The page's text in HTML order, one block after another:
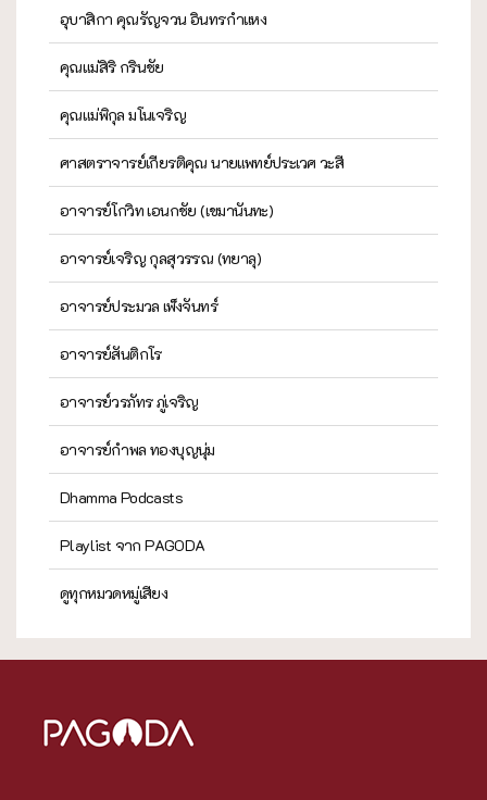
อุบาสิกา คุณรัญจวน อินทรกำแหง
คุณแม่สิริ กรินชัย
คุณแม่พิกุล มโนเจริญ
ศาสตราจารย์เกียรติคุณ นายแพทย์ประเวศ วะสี
อาจารย์โกวิท เอนกชัย (เขมานันทะ)
อาจารย์เจริญ กุลสุวรรณ (ทยาลุ)
อาจารย์ประมวล เพ็งจันทร์
อาจารย์สันติกโร
อาจารย์วรภัทร ภู่เจริญ
อาจารย์กำพล ทองบุญนุ่ม
Dhamma Podcasts
Playlist จาก PAGODA
ดูทุกหมวดหมู่เสียง